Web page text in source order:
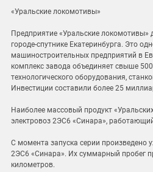
«Уральские локомотивы»
Предприятие «Уральские
городе-спутнике Екатеринбурга. Это
машиностроительных предприятий в
комплекс завода объединяет свыше
технологического оборудования,
Инвестиции составили более 25
Наиболее массовый продукт
электровоз 2ЭС6 «Синара»,
С момента запуска серии произведено
2ЭС6 «Синара». Их суммарный пробег
километров.